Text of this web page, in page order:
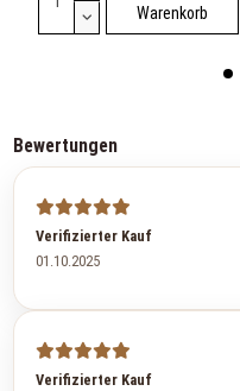
Warenkorb
Bewertungen
Verifizierter Kauf
01.10.2025
Verifizierter Kauf